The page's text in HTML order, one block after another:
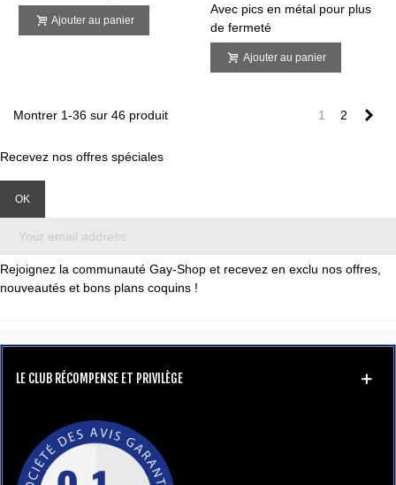
Ajouter au panier
Avec pics en métal pour plus
de fermeté
Ajouter au panier
Montrer 1-36 sur 46 produit 1 2
Recevez nos offres spéciales
Rejoignez la communauté Gay-Shop et recevez en exclu nos offres,
nouveautés et bons plans coquins !
LE CLUB RÉCOMPENSE ET PRIVILÈGE